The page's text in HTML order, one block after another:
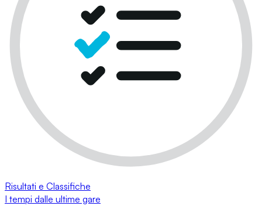
Risultati e Classifiche
I tempi dalle ultime gare